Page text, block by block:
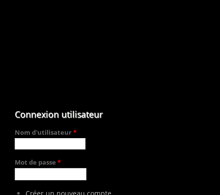
Connexion utilisateur
Nom d'utilisateur*
Mot de passe *